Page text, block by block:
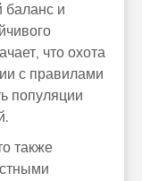
баланс и
что охота
с правилами
популяции
также